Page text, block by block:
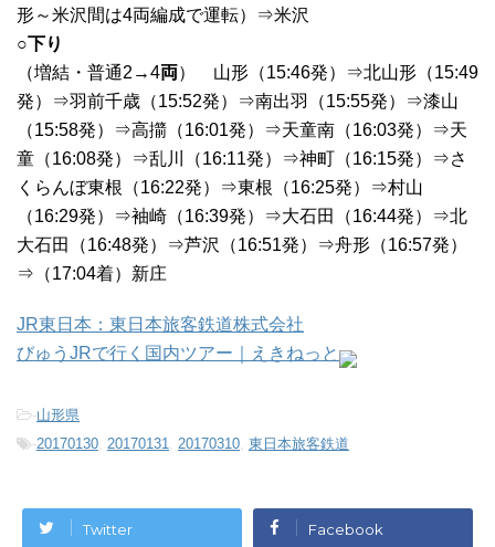
形～米沢間は4両編成で運転）⇒米沢
○下り
（増結・普通2→4両） 山形（15:46発）⇒北山形（15:49
発）⇒羽前千歳（15:52発）⇒南出羽（15:55発）⇒漆山
（15:58発）⇒高擶（16:01発）⇒天童南（16:03発）⇒天
童（16:08発）⇒乱川（16:11発）⇒神町（16:15発）⇒さ
くらんぼ東根（16:22発）⇒東根（16:25発）⇒村山
（16:29発）⇒袖崎（16:39発）⇒大石田（16:44発）⇒北
大石田（16:48発）⇒芦沢（16:51発）⇒舟形（16:57発）
⇒（17:04着）新庄
JR東日本：東日本旅客鉄道株式会社
びゅうJRで行く国内ツアー｜えきねっと
-山形県
-20170130, 20170131, 20170310, 東日本旅客鉄道
Twitter Facebook